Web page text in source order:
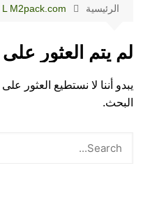
الرئيسية M2pack.com
لم يتم العثور
يبدو أننا لا نستطيع العثور
البحث.